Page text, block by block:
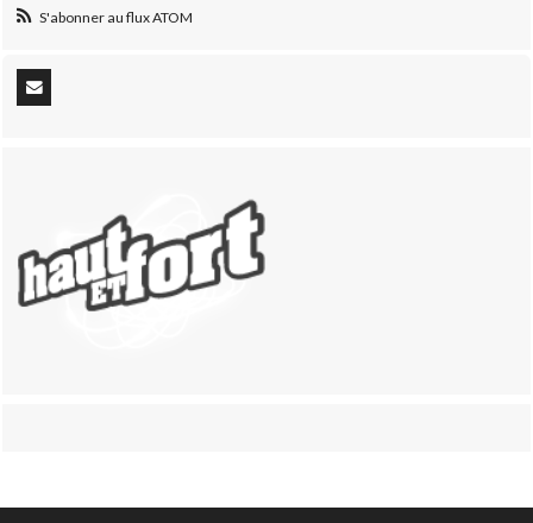
S'abonner au flux ATOM